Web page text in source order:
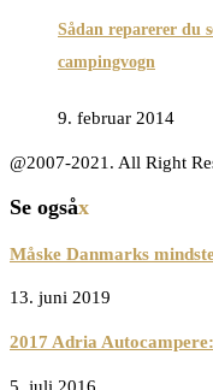
Sådan reparerer du
campingvogn
9. februar 2014
@2007-2021. All Right
Se ogsåx
Måske Danmarks
13. juni 2019
2017 Adria